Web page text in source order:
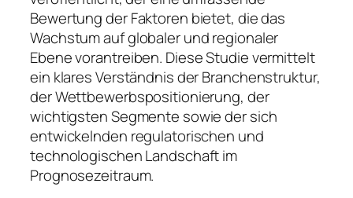
Bewertung der Faktoren bietet, die das
Wachstum auf globaler und regionaler
Ebene vorantreiben. Diese Studie vermittelt
ein klares Verständnis der Branchenstruktur,
der Wettbewerbspositionierung, der
wichtigsten Segmente sowie der sich
entwickelnden regulatorischen und
technologischen Landschaft im
Prognosezeitraum.